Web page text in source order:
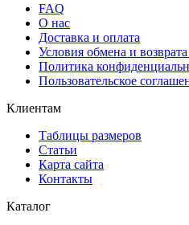
FAQ
О нас
Доставка и оплата
Условия обмена и возврата
Политика
Пользовательское
Клиентам
Таблицы размеров
Статьи
Карта сайта
Контакты
Каталог